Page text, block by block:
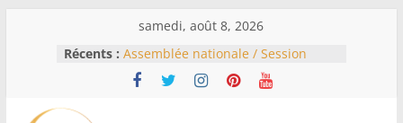
samedi, août 8, 2026
Récents : Assemblée nationale / Session
extraordinaire: Six commissions
d’enquête à l’ordre du jour ce lundi